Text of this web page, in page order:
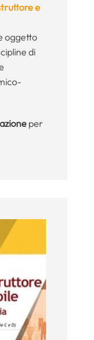
e
oggetto
di
per